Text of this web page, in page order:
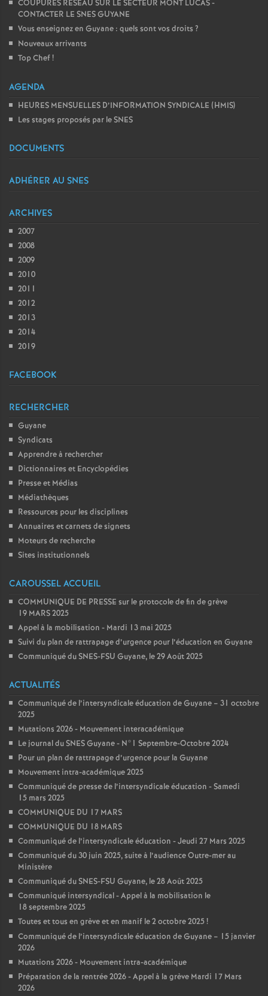
COUPURES RESEAU SUR LE SECTEUR MONT LUCAS -
CONTACTER LE SNES GUYANE
Vous enseignez en Guyane : quels sont vos droits ?
Nouveaux arrivants
Top Chef!
AGENDA
HEURES MENSUELLES D’INFORMATION SYNDICALE (HMIS)
Les stages proposés par le SNES
DOCUMENTS
ADHÉRER AU SNES
ARCHIVES
2007
2008
2009
2010
2011
2012
2013
2014
2019
FACEBOOK
RECHERCHER
Guyane
Syndicats
Apprendre à rechercher
Dictionnaires et Encyclopédies
Presse et Médias
Médiathèques
Ressources pour les disciplines
Annuaires et carnets de signets
Moteurs de recherche
Sites institutionnels
CAROUSSEL ACCUEIL
COMMUNIQUE DE PRESSE sur le protocole de fin de grève
19 MARS 2025
Appel à la mobilisation - Mardi 13 mai 2025
Suivi du plan de rattrapage d’urgence pour l’éducation en Guyane
Communiqué du SNES-FSU Guyane, le 29 Août 2025
ACTUALITÉS
Communiqué de l’intersyndicale éducation de Guyane – 31 octobre
2025
Mutations 2026 - Mouvement interacadémique
Le journal du SNES Guyane - N°1 Septembre-Octobre 2024
Pour un plan de rattrapage d’urgence pour la Guyane
Mouvement intra-académique 2025
Communiqué de presse de l’intersyndicale éducation - Samedi
15 mars 2025
COMMUNIQUE DU 17 MARS
COMMUNIQUE DU 18 MARS
Communiqué de l’intersyndicale éducation - Jeudi 27 Mars 2025
Communiqué du 30 juin 2025, suite à l’audience Outre-mer au
Ministère
Communiqué du SNES-FSU Guyane, le 28 Août 2025
Communiqué intersyndical - Appel à la mobilisation le
18 septembre 2025
Toutes et tous en grève et en manif le 2 octobre 2025!
Communiqué de l’intersyndicale éducation de Guyane – 15 janvier
2026
Mutations 2026 - Mouvement intra-académique
Préparation de la rentrée 2026 - Appel à la grève Mardi 17 Mars
2026